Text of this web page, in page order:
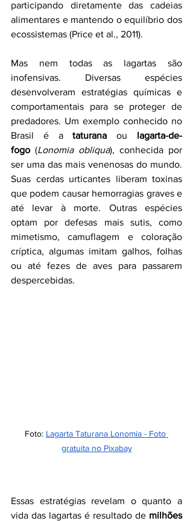
participando diretamente das cadeias
alimentares e mantendo o equilíbrio dos
ecossistemas (Price et al., 2011).
Mas nem todas as lagartas são
inofensivas. Diversas espécies
desenvolveram estratégias químicas e
comportamentais para se proteger de
predadores. Um exemplo conhecido no
Brasil é a taturana ou lagarta-de-
fogo (Lonomia obliqua), conhecida por
ser uma das mais venenosas do mundo.
Suas cerdas urticantes liberam toxinas
que podem causar hemorragias graves e
até levar à morte. Outras espécies
optam por defesas mais sutis, como
mimetismo, camuflagem e coloração
críptica, algumas imitam galhos, folhas
ou até fezes de aves para passarem
despercebidas.
Foto: Lagarta Taturana Lonomia - Foto
gratuita no Pixabay
Essas estratégias revelam o quanto a
vida das lagartas é resultado de milhões